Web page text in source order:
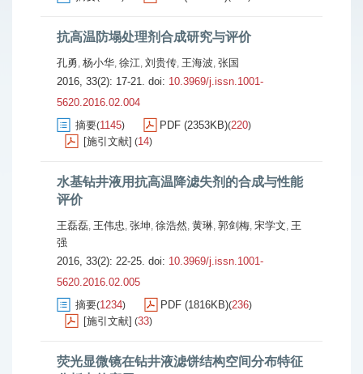
抗高温防塌处理剂合成研究与评价
孔勇, 杨小华, 徐江, 刘贵传, 王海波, 张国
2016, 33(2): 17-21. doi: 10.3969/j.issn.1001-
5620.2016.02.004
摘要(1145) PDF (2353KB)(220)
[施引文献] (14)
水基钻井液用抗高温降滤失剂的合成与性能
评价
王磊磊, 王伟忠, 张坤, 徐浩然, 黄琳, 郭剑梅, 宋学文, 王
强
2016, 33(2): 22-25. doi: 10.3969/j.issn.1001-
5620.2016.02.005
摘要(1234) PDF (1816KB)(236)
[施引文献] (33)
荧光显微镜在钻井液滤饼结构空间分布特征